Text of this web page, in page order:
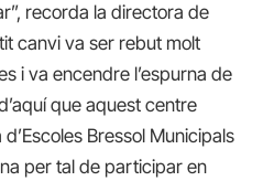
recorda la directora de
canvi va ser rebut molt
i va encendre l’espurna de
que aquest centre
Bressol Municipals
per tal de participar en